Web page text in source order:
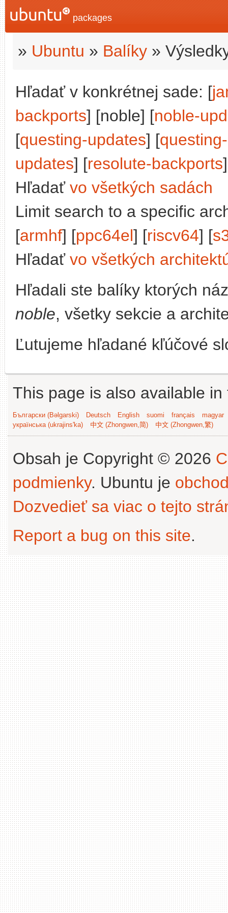
packages
» Ubuntu » Balíky »
Hľadať v konkrétnej sade: [
backports] [noble] [noble-
[questing-updates] [
updates] [resolute-backports
Hľadať vo všetkých sadách
Limit search to a specific
[armhf] [ppc64el] [riscv64] [
Hľadať vo všetkých
Hľadali ste balíky ktorých
noble, všetky sekcie a
Ľutujeme hľadané kľúčové
This page is also available
Български (Bəlgarski) Deutsch English suomi français
magyar
українська (ukrajins'ka)
中文 (Zhongwen,简) 中文 (Zhongwen,繁)
Obsah je Copyright © 2026
podmienky. Ubuntu je
Dozvedieť sa viac o tejto
Report a bug on this site.